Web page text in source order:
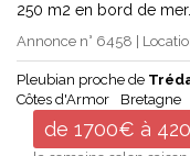
250 m2 en bord de
Annonce n° 6458 |
Pleubian proche de
Côtes d'Armor
Bretagne
de 1700€ à